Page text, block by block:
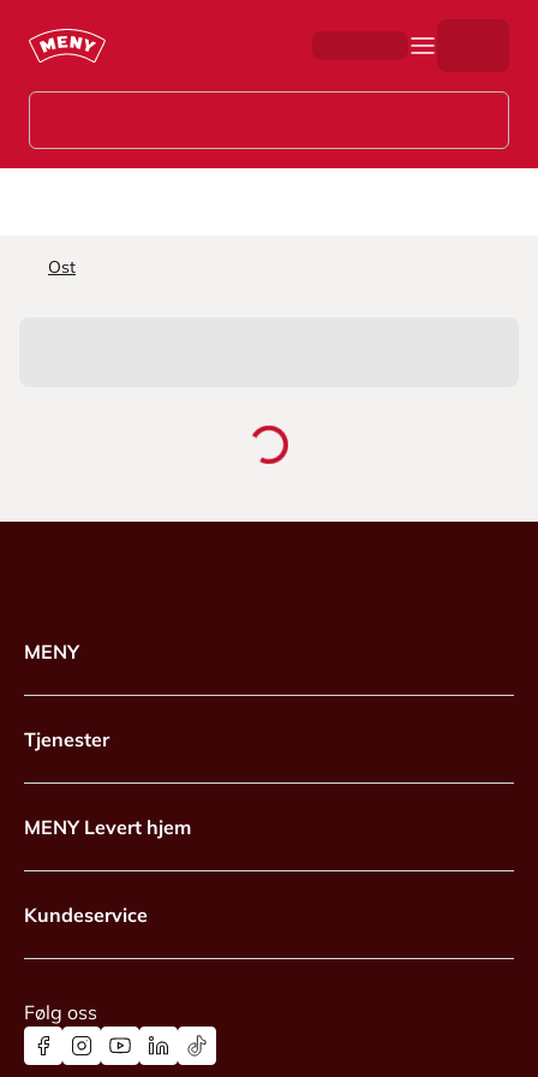
Ost
MENY
Tjenester
MENY Levert hjem
Kundeservice
Følg oss